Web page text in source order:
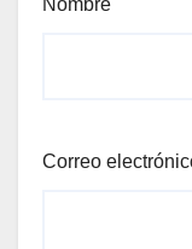
Correo